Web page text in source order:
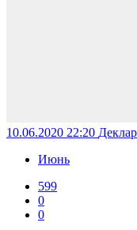
10.06.2020 22:20
Июнь
599
0
0